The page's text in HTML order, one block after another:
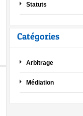
Statuts
Catégories
Arbitrage
Médiation